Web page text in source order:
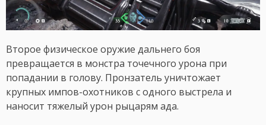
Второе физическое оружие дальнего боя
превращается в монстра точечного урона при
попадании в голову. Пронзатель уничтожает
крупных импов-охотников с одного выстрела и
наносит тяжелый урон рыцарям ада.